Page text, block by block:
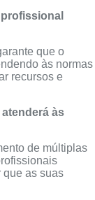
que o
às normas
recursos e
às
de múltiplas
que as suas